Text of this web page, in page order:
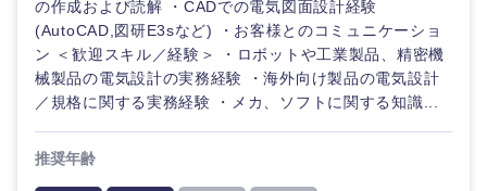
の作成および読解 ・CADでの電気図面設計経験
(AutoCAD,図研E3sなど) ・お客様とのコミュニケーショ
ン ＜歓迎スキル／経験＞ ・ロボットや工業製品、精密機
械製品の電気設計の実務経験 ・海外向け製品の電気設計
／規格に関する実務経験 ・メカ、ソフトに関する知識...
推奨年齢